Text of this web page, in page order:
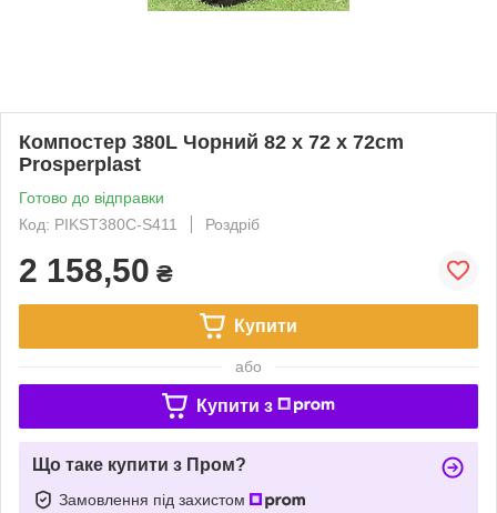
Компостер 380L Чорний 82 x 72 x 72cm
Prosperplast
Готово до відправки
Код: PIKST380C-S411
Роздріб
2 158,50 ₴
Купити
або
Купити з
Що таке купити з Пром?
Замовлення під захистом